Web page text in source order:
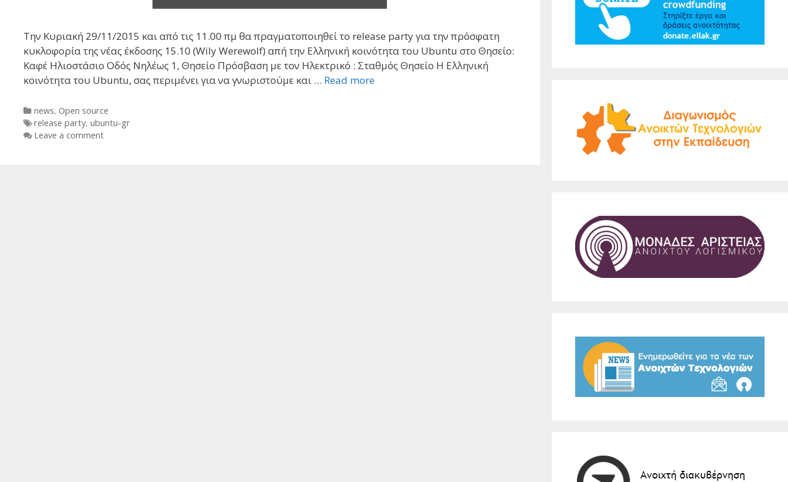
Την Κυριακή 29/11/2015 και από τις 11.00 πμ θα πραγματοποιηθεί το release party για την πρόσφατη
κυκλοφορία της νέας έκδοσης 15.10 (Wily Werewolf) απή την Ελληνική κοινότητα του Ubuntu στο Θησείο:
Καφέ Ηλιοστάσιο Οδός Νηλέως 1, Θησείο Πρόσβαση με τον Ηλεκτρικό : Σταθμός Θησείο Η Ελληνική
κοινότητα του Ubuntu, σας περιμένει για να γνωριστούμε και … Read more
Categories
news, Open source
Tags
release party, ubuntu-gr
Leave a comment